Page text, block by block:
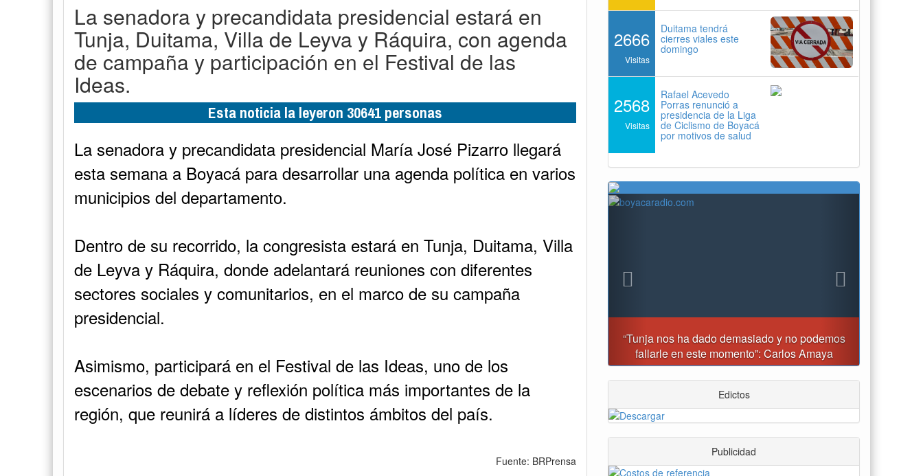
La senadora y precandidata presidencial estará en
Tunja, Duitama, Villa de Leyva y Ráquira, con agenda
de campaña y participación en el Festival de las
Ideas.
Esta noticia la leyeron 30641 personas
La senadora y precandidata presidencial María José Pizarro llegará
esta semana a Boyacá para desarrollar una agenda política en varios
municipios del departamento.
Dentro de su recorrido, la congresista estará en Tunja, Duitama, Villa
de Leyva y Ráquira, donde adelantará reuniones con diferentes
sectores sociales y comunitarios, en el marco de su campaña
presidencial.
Asimismo, participará en el Festival de las Ideas, uno de los
escenarios de debate y reflexión política más importantes de la
región, que reunirá a líderes de distintos ámbitos del país.
Fuente: BRPrensa
2666
Visitas
Duitama tendrá
cierres viales este
domingo
2568
Visitas
Rafael Acevedo
Porras renunció a
presidencia de la Liga
de Ciclismo de Boyacá
por motivos de salud
Tunja prohibirá este viernes la venta de licor, el uso
de drones y otras actividades
Previous
Edictos
Publicidad